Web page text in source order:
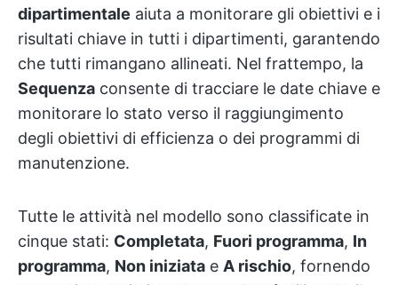
dipartimentale aiuta a monitorare gli obiettivi e i
risultati chiave in tutti i dipartimenti, garantendo
che tutti rimangano allineati. Nel frattempo, la
Sequenza consente di tracciare le date chiave e
monitorare lo stato verso il raggiungimento
degli obiettivi di efficienza o dei programmi di
manutenzione.
Tutte le attività nel modello sono classificate in
cinque stati: Completata, Fuori programma, In
programma, Non iniziata e A rischio, fornendo